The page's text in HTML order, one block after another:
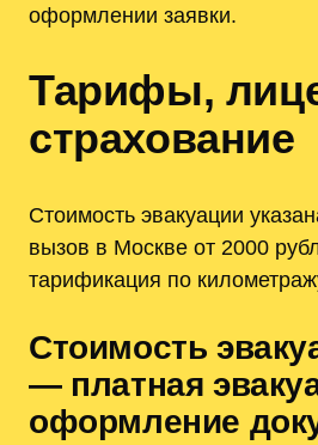
оформлении заявки.
Тарифы,
страхование
Стоимость эвакуации
вызов в Москве от 2000
тарификация по
Стоимость
— платная
оформление